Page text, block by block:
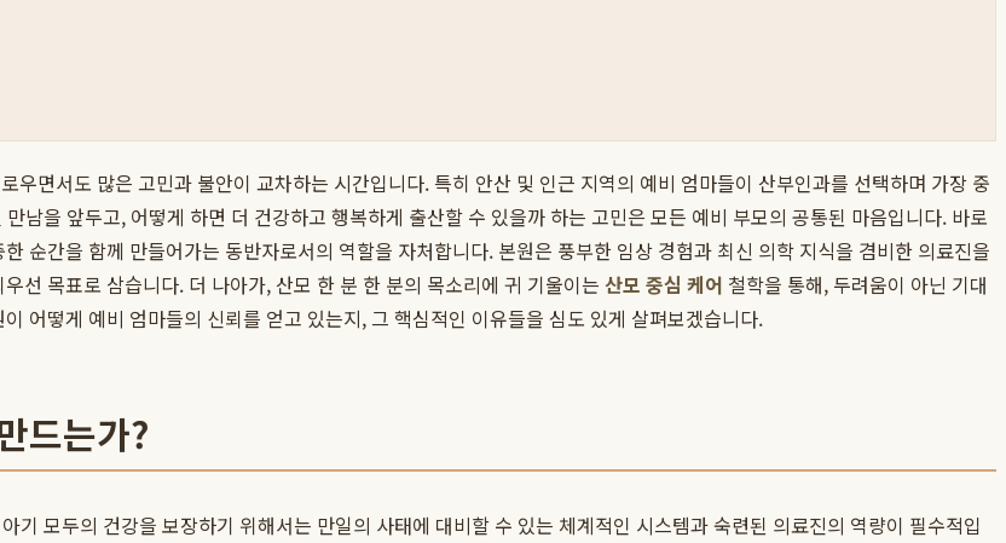
면서도 많은 고민과 불안이 교차하는 시간입니다. 특히 안산 및 인근 지역의 예비 엄마들이 산부인과를 선택하며 가장 중
남을 앞두고, 어떻게 하면 더 건강하고 행복하게 출산할 수 있을까 하는 고민은 모든 예비 부모의 공통된 마음입니다. 바로
순간을 함께 만들어가는 동반자로서의 역할을 자처합니다. 본원은 풍부한 임상 경험과 최신 의학 지식을 겸비한 의료진을
선 목표로 삼습니다. 더 나아가, 산모 한 분 한 분의 목소리에 귀 기울이는 산모 중심 케어 철학을 통해, 두려움이 아닌 기대
어떻게 예비 엄마들의 신뢰를 얻고 있는지, 그 핵심적인 이유들을 심도 있게 살펴보겠습니다.
드는가?
모두의 건강을 보장하기 위해서는 만일의 사태에 대비할 수 있는 체계적인 시스템과 숙련된 의료진의 역량이 필수적입